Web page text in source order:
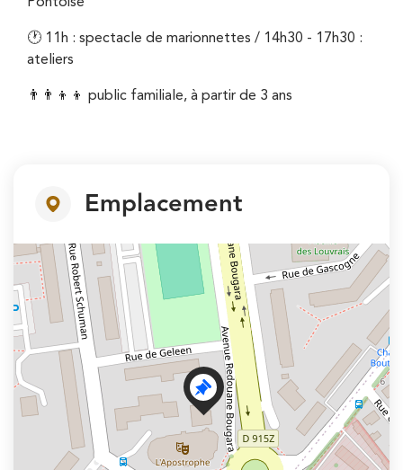
Pontoise
🕐 11h : spectacle de marionnettes / 14h30 - 17h30 :
ateliers
👨‍👨‍👦‍👦 public familiale, à partir de 3 ans
Emplacement
+
−